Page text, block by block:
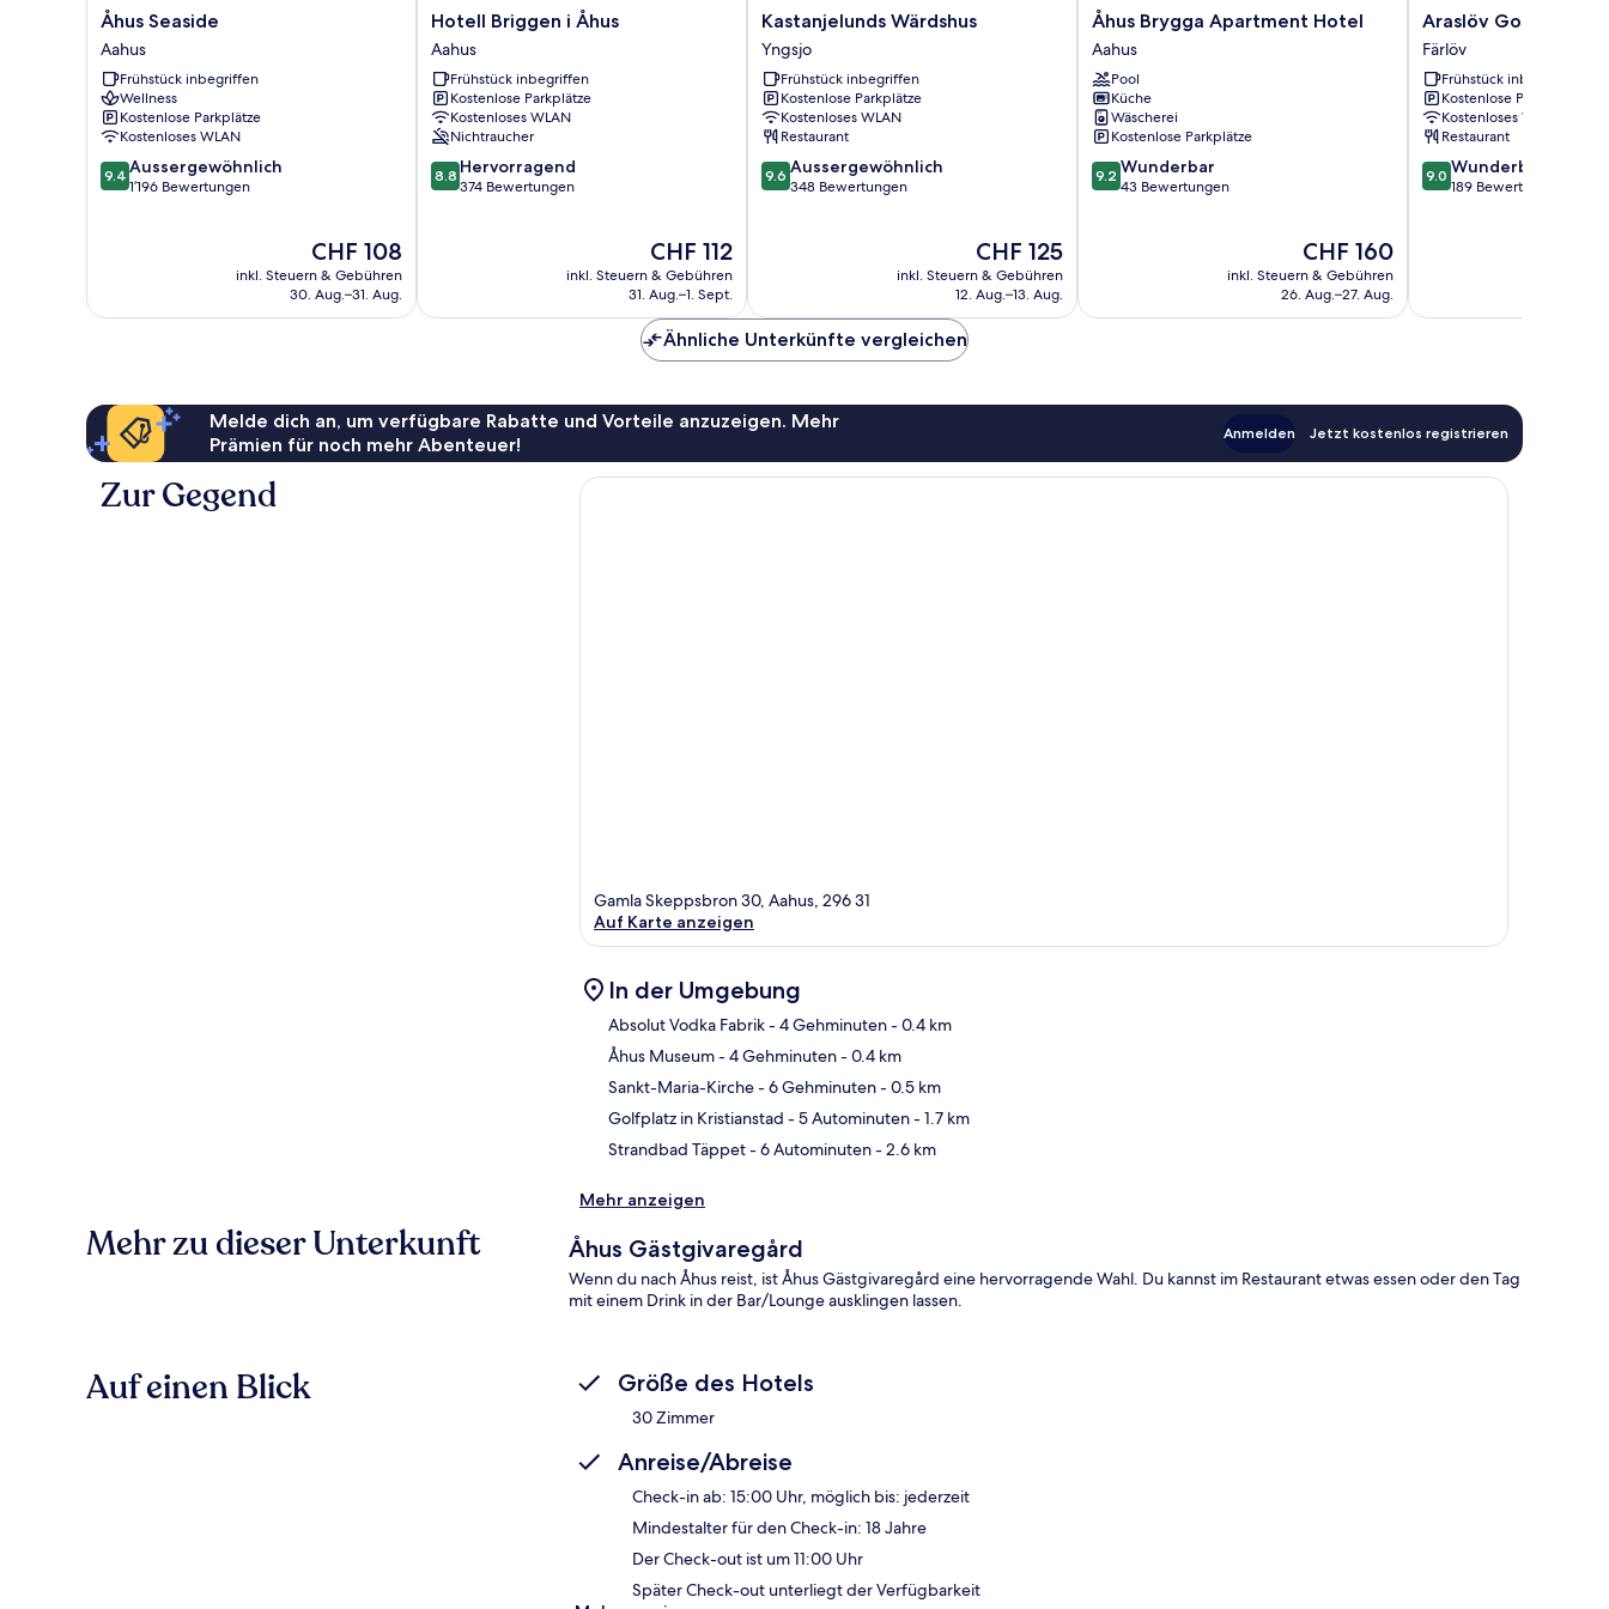
Åhus
Seaside
Aahus
Åhus Seaside
Aahus
Frühstück inbegriffen
Wellness
Kostenlose Parkplätze
Kostenloses WLAN
9.4
von
9.4 Aussergewöhnlich
1’196 Bewertungen
Der
Preis
beträgt
CHF 108
inkl. Steuern & Gebühren
30. Aug.–31. Aug.
Hotell
Briggen
i
Åhus
Aahus
Hotell Briggen i Åhus
Aahus
Frühstück inbegriffen
Kostenlose Parkplätze
Kostenloses WLAN
Nichtraucher
8.8
von
8.8 Hervorragend
374 Bewertungen
Der
Preis
beträgt
CHF 112
inkl. Steuern & Gebühren
31. Aug.–1. Sept.
Kastanjelunds
Wärdshus
Yngsjo
Kastanjelunds Wärdshus
Yngsjo
Frühstück inbegriffen
Kostenlose Parkplätze
Kostenloses WLAN
Restaurant
9.6
von
9.6 Aussergewöhnlich
348 Bewertungen
Der
Preis
beträgt
CHF 125
inkl. Steuern & Gebühren
12. Aug.–13. Aug.
Åhus
Brygga
Apartment
Hotel
Aahus
Åhus Brygga Apartment Hotel
Aahus
Pool
Küche
Wäscherei
Kostenlose Parkplätze
9.2
von
9.2 Wunderbar
43 Bewertungen
Der
Preis
beträgt
CHF 160
inkl. Steuern & Gebühren
26. Aug.–27. Aug.
Araslöv
Golf
&
Resort
Färlöv
Araslöv Golf &
Färlöv
Frühstück inbegriffen
Kostenlose Parkplätze
Kostenloses WLAN
Restaurant
9.0
von
9.0 Wunderbar
189 Bewertungen
Ähnliche Unterkünfte vergleichen
Melde dich an, um verfügbare Rabatte und Vorteile anzuzeigen. Mehr
Prämien für noch mehr Abenteuer!
Anmelden Jetzt kostenlos registrieren
Zur Gegend
Gamla Skeppsbron 30, Aahus, 296 31
Auf Karte anzeigen
In der Umgebung
Absolut Vodka Fabrik- 4 Gehminuten- 0.4 km
Åhus Museum- 4 Gehminuten- 0.4 km
Sankt-Maria-Kirche- 6 Gehminuten- 0.5 km
Golfplatz in Kristianstad - 5 Autominuten- 1.7 km
Strandbad Täppet- 6 Autominuten- 2.6 km
Mehr anzeigen
Mehr zu dieser Unterkunft Åhus Gästgivaregård
Wenn du nach Åhus reist, ist Åhus Gästgivaregård eine hervorragende Wahl. Du kannst im Restaurant etwas essen oder den Tag
mit einem Drink in der Bar/Lounge ausklingen lassen.
Auf einen Blick Größe des Hotels
30 Zimmer
Anreise/Abreise
Check-in ab: 15:00 Uhr, möglich bis: jederzeit
Mindestalter für den Check-in: 18 Jahre
Der Check-out ist um 11:00 Uhr
Später Check-out unterliegt der Verfügbarkeit